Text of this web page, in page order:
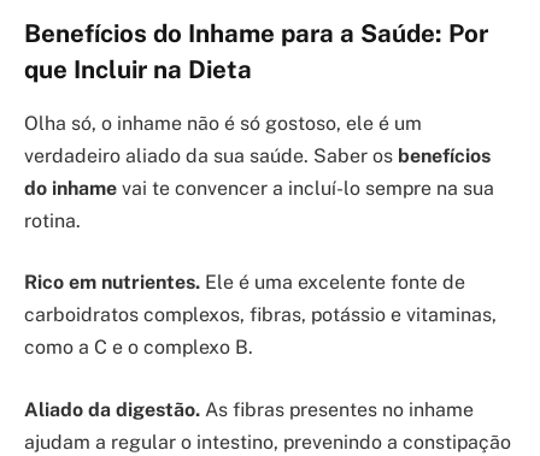
Benefícios do Inhame para a Saúde: Por
que Incluir na Dieta
Olha só, o inhame não é só gostoso, ele é um
verdadeiro aliado da sua saúde. Saber os benefícios
do inhame vai te convencer a incluí-lo sempre na sua
rotina.
Rico em nutrientes. Ele é uma excelente fonte de
carboidratos complexos, fibras, potássio e vitaminas,
como a C e o complexo B.
Aliado da digestão. As fibras presentes no inhame
ajudam a regular o intestino, prevenindo a constipação